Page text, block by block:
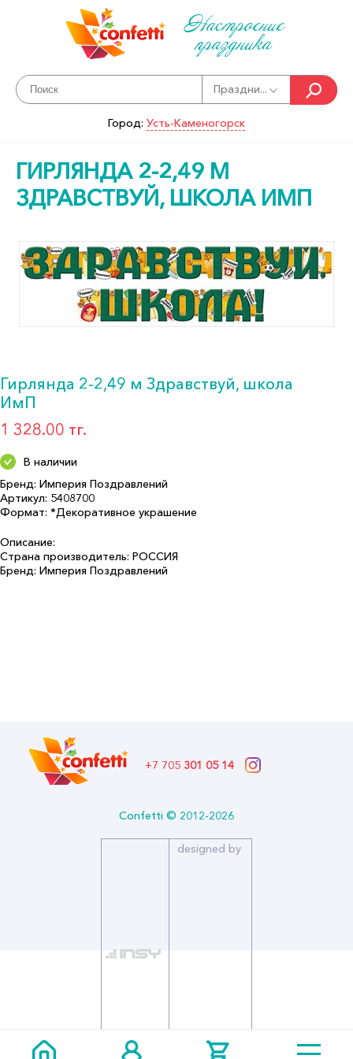
Настроение
праздника
Праздни...
Город: Усть-Каменогорск
ГИРЛЯНДА 2-2,49 М
ЗДРАВСТВУЙ, ШКОЛА ИМП
Гирлянда 2-2,49 м Здравствуй, школа
ИмП
1 328.00 тг.
В наличии
Бренд: Империя Поздравлений
Артикул: 5408700
Формат: *Декоративное украшение
Описание:
Страна производитель: РОССИЯ
Бренд: Империя Поздравлений
+7 705 301 05 14
Confetti © 2012-2026
designed by